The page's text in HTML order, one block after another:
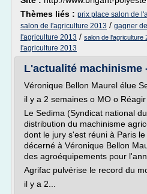
Thèmes liés : prix place salon de
salon de l'agriculture 2013 / gagner
l'agriculture 2013 / salon de l'agriculture
l'agriculture 2013
L'actualité machinisme
Véronique Bellon Maurel élue
il y a 2 semaines o MO o Réagir
Le Sedima (Syndicat national
distribution du machinisme
dont le jury s'est réuni à Paris
décerné à Véronique Bellon
des agroéquipements pour
Agrifac pulvérise le record du
il y a 2...